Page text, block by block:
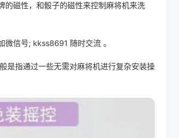
的磁性，和骰子的磁性来控制麻将机来洗
信号; kkss8691 随时交流 。
是指通过一些无需对麻将机进行复杂安装操